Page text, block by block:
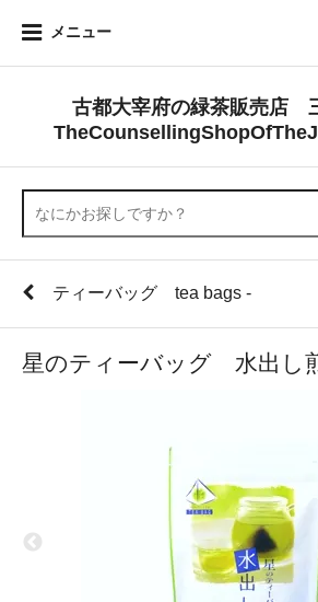
メニュー
古都大宰府の緑茶販売店
ティーバッグ tea bags -
星のティーバッグ 水出し